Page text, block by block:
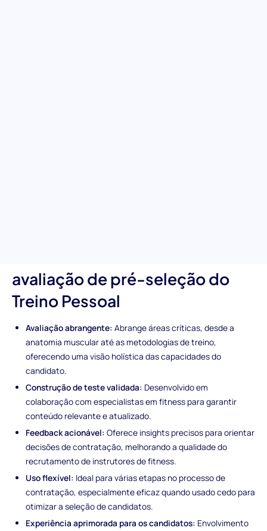
avaliação de pré-seleção do
Treino Pessoal
Avaliação abrangente: Abrange áreas críticas, desde a
anatomia muscular até as metodologias de treino,
oferecendo uma visão holística das capacidades do
candidato.
Construção de teste validada: Desenvolvido em
colaboração com especialistas em fitness para garantir
conteúdo relevante e atualizado.
Feedback acionável: Oferece insights precisos para orientar
decisões de contratação, melhorando a qualidade do
recrutamento de instrutores de fitness.
Uso flexível: Ideal para várias etapas no processo de
contratação, especialmente eficaz quando usado cedo para
otimizar a seleção de candidatos.
Experiência aprimorada para os candidatos: Envolvimento